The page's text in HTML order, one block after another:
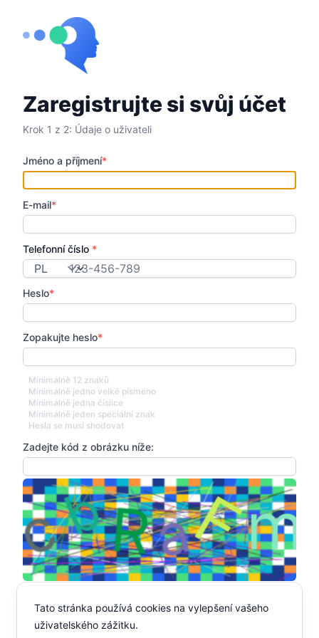
Zaregistrujte si svůj účet
Krok 1 z 2: Údaje o uživateli
Jméno a příjmení*
E-mail*
Telefonní číslo *
Kód země
Heslo*
Zopakujte heslo*
Minimálně 12 znaků
Minimálně jedno velké písmeno
Minimálně jedna číslice
Minimálně jeden speciální znak
Hesla se musí shodovat
Zadejte kód z obrázku níže:
Pokračovat
Tato stránka používá cookies na vylepšení vašeho
uživatelského zážitku.